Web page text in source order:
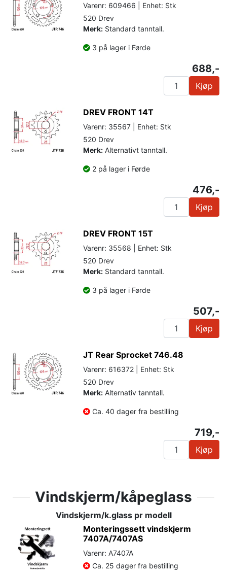
Varenr: 609466 | Enhet: Stk
520 Drev
Merk: Standard tanntall.
3 på lager i Førde
688,-
Kjøp
DREV FRONT 14T
Varenr: 35567 | Enhet: Stk
520 Drev
Merk: Alternativt tanntall.
2 på lager i Førde
476,-
Kjøp
DREV FRONT 15T
Varenr: 35568 | Enhet: Stk
520 Drev
Merk: Standard tanntall.
3 på lager i Førde
507,-
Kjøp
JT Rear Sprocket 746.48
Varenr: 616372 | Enhet: Stk
520 Drev
Merk: Alternativ tanntall.
Ca. 40 dager fra bestilling
719,-
Kjøp
Vindskjerm/kåpeglass
Vindskjerm/k.glass pr modell
Monteringssett vindskjerm
7407A/7407AS
Varenr: A7407A
Ca. 25 dager fra bestilling